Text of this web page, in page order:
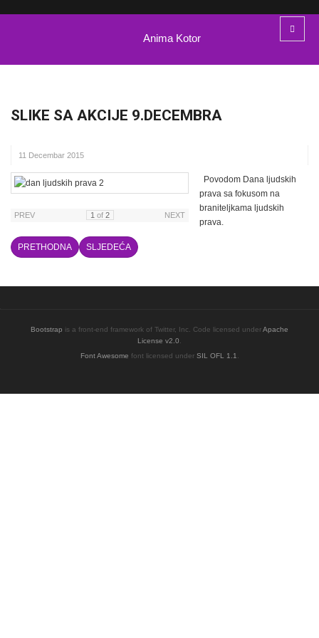
Anima Kotor
SLIKE SA AKCIJE 9.DECEMBRA
11 Decembar 2015
PREV 1 of 2 NEXT
Povodom Dana ljudskih
prava sa fokusom na
braniteljkama ljudskih
prava.
PRETHODNA SLJEDEĆA
Bootstrap is a front-end framework of Twitter, Inc. Code licensed underApache
License v2.0
Font Awesome font licensed under SIL OFL 1.1